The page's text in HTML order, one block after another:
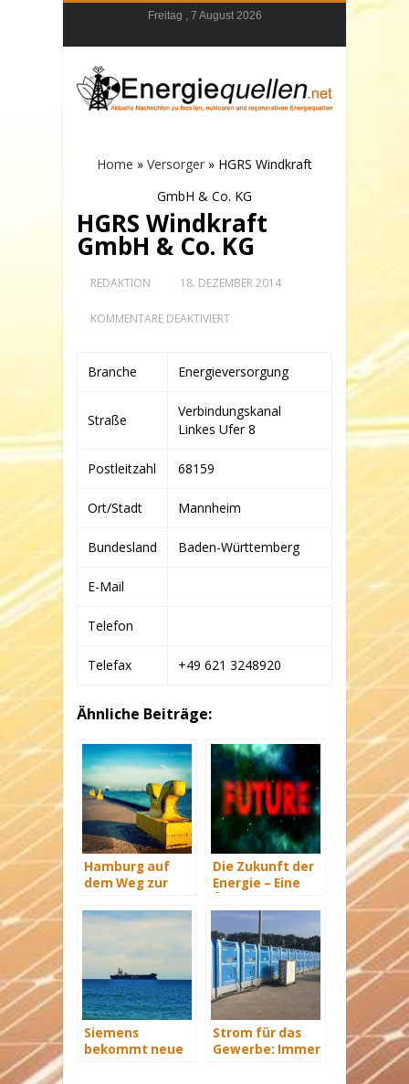
Freitag , 7 August 2026
Home » Versorger » HGRS Windkraft
GmbH & Co. KG
HGRS Windkraft
GmbH & Co. KG
REDAKTION 18. DEZEMBER 2014
KOMMENTARE DEAKTIVIERTFÜR
&
Branche Energieversorgung
Straße
Verbindungskanal
Linkes Ufer 8
Postleitzahl 68159
Ort/Stadt Mannheim
Bundesland Baden-Württemberg
E-Mail
Telefon
Telefax +49 621 3248920
Ähnliche Beiträge:
Hamburg auf
dem Weg zur
Hauptstadt
Die Zukunft der
Energie – Eine
Siemens
bekommt neue
Strom für das
Gewerbe: Immer